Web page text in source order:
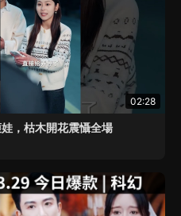
02:28
，枯木開花震懾全場